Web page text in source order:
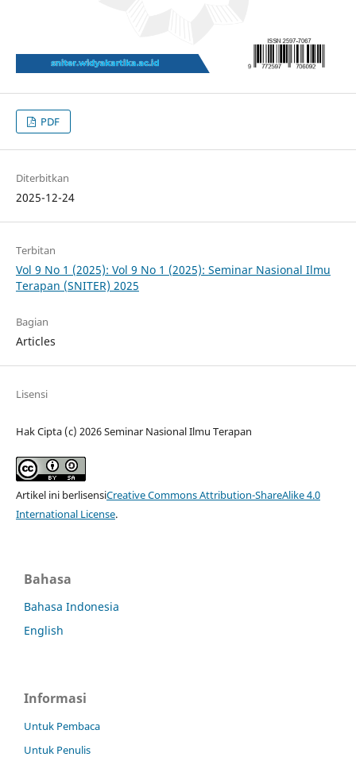
PDF
Diterbitkan
2025-12-24
Terbitan
Vol 9 No 1 (2025): Vol 9 No 1 (2025): Seminar Nasional Ilmu
Terapan (SNITER) 2025
Bagian
Articles
Lisensi
Hak Cipta (c) 2026 Seminar Nasional Ilmu Terapan
Artikel ini berlisensiCreative Commons Attribution-ShareAlike 4.0
International License.
Bahasa
Bahasa Indonesia
English
Informasi
Untuk Pembaca
Untuk Penulis